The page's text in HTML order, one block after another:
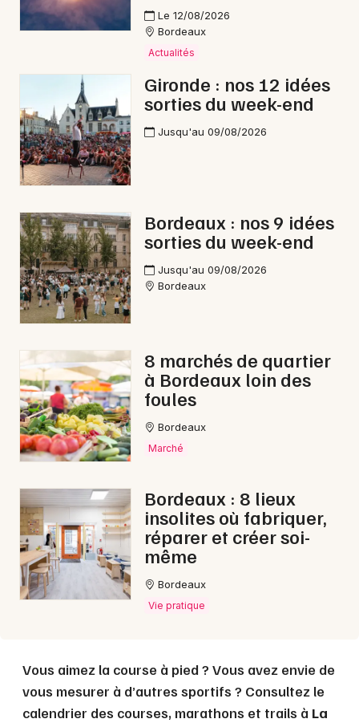
Courses en Aquitaine
Courses en Nouvelle-Aquitaine
Newsletter des sorties
Actus à La Réole
Magazine à La Réole
33 - Gironde
Choisir mes départements
Mon email
Je m'abonne
Le 12/08/2026
Bordeaux
Actualités
Gironde : nos 12 idées
sorties du week-end
Jusqu'au 09/08/2026
Bordeaux : nos 9 idées
sorties du week-end
Jusqu'au 09/08/2026
Bordeaux
8 marchés de quartier
à Bordeaux loin des
foules
Bordeaux
Marché
Bordeaux : 8 lieux
insolites où fabriquer,
réparer et créer soi-
même
Bordeaux
Vie pratique
Vous aimez la course à pied ? Vous avez envie de
vous mesurer à d’autres sportifs ? Consultez le
calendrier des courses, marathons et trails à La